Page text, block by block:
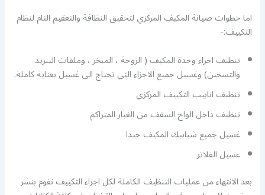
اما خطوات صيانة المكيف المركزي لتحقيق النظافة والتعقيم التام لنظام
التكييف:-
تنظيف اجزاء وحدة المكيف ( الروحة ، المبخر ، وملفات التبريد
والتسخين) وغسيل جميع الاجزاء التي تحتاج الى غسيل بعناية كاملة.
تنظيف انابيب التكييف المركزي
تنظيف داخل الواح السقف من الغبار المتراكم
غسيل جميع شبابيك المكيف جيدا
عسيل الفلاتر
بعد الانتهاء من عمليات التنظيف الكاملة لكل اجزاء التكييف نقوم بنشر